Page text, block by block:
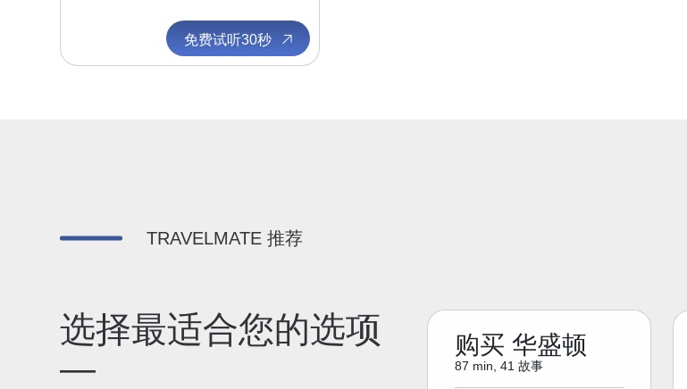
免费试听30秒
TRAVELMATE 推荐
选择最适合您的选项
—
购买 华盛顿
87 min, 41 故事